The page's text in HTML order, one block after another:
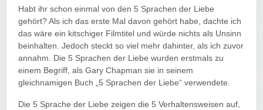
Habt ihr schon einmal von den 5 Sprachen der Liebe
gehört? Als ich das erste Mal davon gehört habe, dachte ich
das wäre ein kitschiger Filmtitel und würde nichts als Unsinn
beinhalten. Jedoch steckt so viel mehr dahinter, als ich zuvor
annahm. Die 5 Sprachen der Liebe wurden erstmals zu
einem Begriff, als Gary Chapman sie in seinem
gleichnamigen Buch „5 Sprachen der Liebe“ verwendete.
Die 5 Sprache der Liebe zeigen die 5 Verhaltensweisen auf,